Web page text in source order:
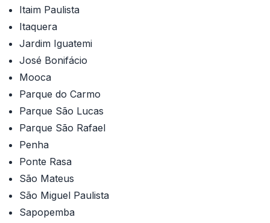
Itaim Paulista
Itaquera
Jardim Iguatemi
José Bonifácio
Mooca
Parque do Carmo
Parque São Lucas
Parque São Rafael
Penha
Ponte Rasa
São Mateus
São Miguel Paulista
Sapopemba